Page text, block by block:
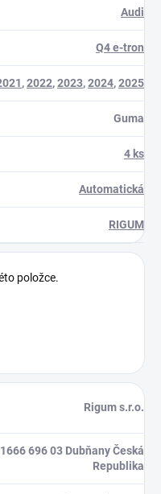
Audi
Q4 e-tron
,2022,2023,2024,2025
Guma
4 ks
Automatická
RIGUM
položce.
Rigum s.r.o.
696 03 Dubňany Česká
Republika